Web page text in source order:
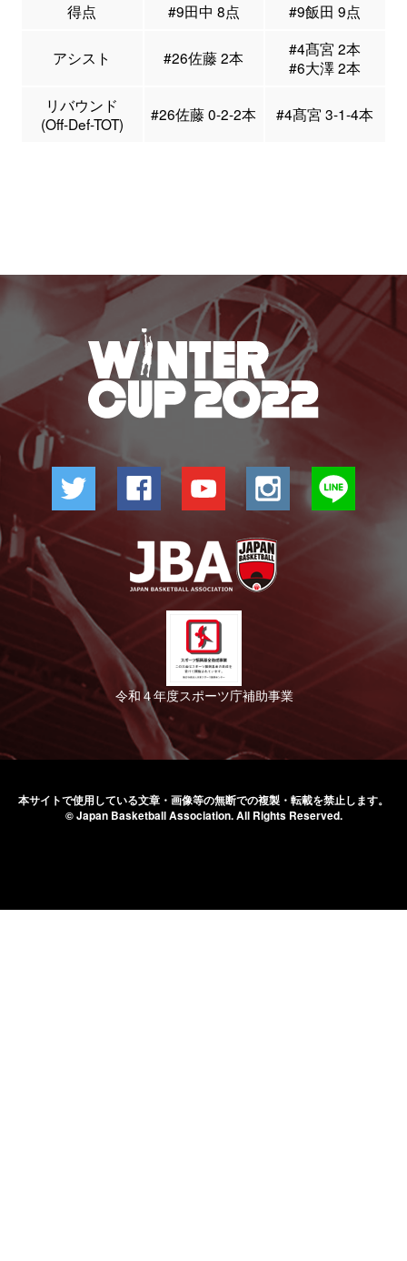
得点 #9田中 8点 #9飯田 9点
アシスト #26佐藤 2本
#4髙宮 2本
#6大澤 2本
リバウンド
(Off-Def-TOT)
#26佐藤 0-2-2本 #4髙宮 3-1-4本
令和４年度スポーツ庁補助事業
本サイトで使用している文章・画像等の無断での複製・転載を禁止します。
© Japan Basketball Association.All Rights Reserved.